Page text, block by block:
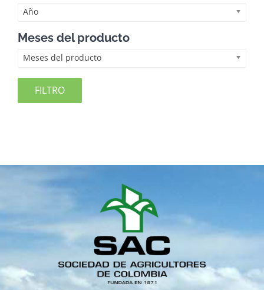
Año
Meses del producto
Meses del producto
FILTRO